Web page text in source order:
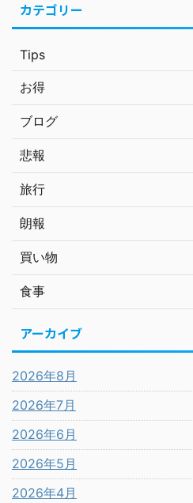
カテゴリー
Tips
お得
ブログ
悲報
旅行
朗報
買い物
食事
アーカイブ
2026年8月
2026年7月
2026年6月
2026年5月
2026年4月